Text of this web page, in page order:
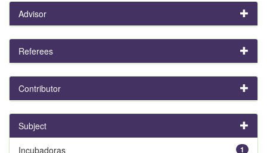
Advisor
Referees
Contributor
Subject
1
Incubadoras